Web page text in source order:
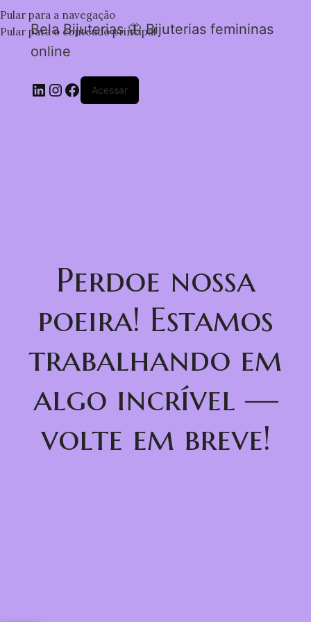
Pular para a navegação
Pular para o conteúdo principal
Bela Bijuterias 🦋 Bijuterias femininas
online
Acessar
Perdoe nossa
poeira! Estamos
trabalhando em
algo incrível —
volte em breve!